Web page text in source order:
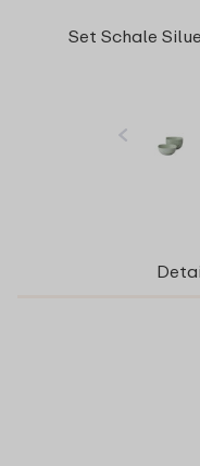
Set Schale